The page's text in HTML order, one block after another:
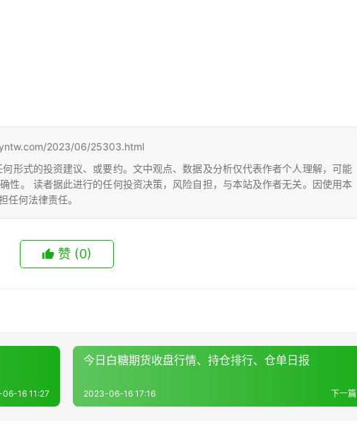
2023/06/25303.html
形式的投资建议、或要约。文中观点、数据及分析仅代表作者个人理解，可能
性。 读者据此进行的任何投资决策，风险自担，与本站及作者无关。因使用本
任何法律责任。
赞 (0)
16 11:27
今日白糖期货收盘行情、持仓排行、仓单日报
下一篇
2023-06-16 17:16